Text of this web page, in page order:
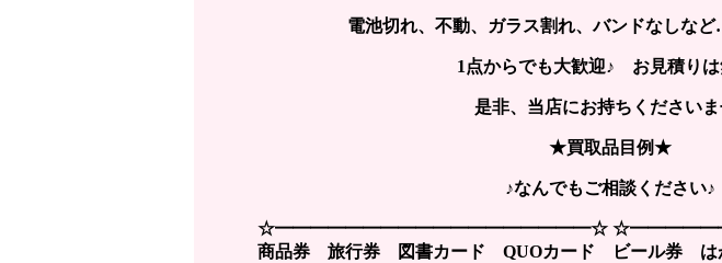
電池切れ、不動、ガラス割れ、バンドなしな
1点からでも大歓迎♪ お見積りは
是非、当店にお持ちくださいま
★買取品目例★
♪なんでもご相談ください♪
☆━━━━━━━━━━━━━━━━━━☆
商品券 旅行券 図書カード QUOカード ビール券